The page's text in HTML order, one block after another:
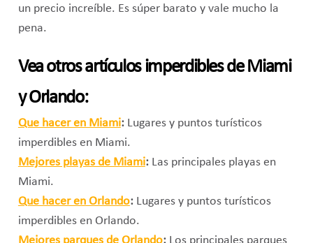
un precio increíble. Es súper barato y vale mucho la
pena.
Vea otros artículos imperdibles de Miami
y Orlando:
Que hacer en Miami:Lugares y puntos turísticos
imperdibles en Miami.
Mejores playas de Miami:Las principales playas en
Miami.
Que hacer en Orlando:Lugares y puntos turísticos
imperdibles en Orlando.